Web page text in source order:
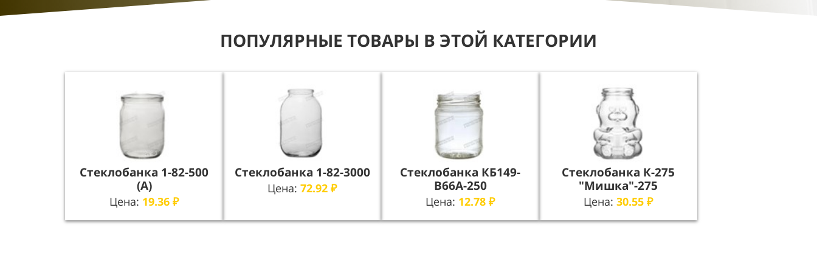
ПОПУЛЯРНЫЕ ТОВАРЫ В ЭТОЙ КАТЕГОРИИ
Стеклобанка 1-82-500
(А)
Цена: 19.36 ₽
Стеклобанка 1-82-3000
Цена: 72.92 ₽
Стеклобанка КБ149-
В66А-250
Цена: 12.78 ₽
Стеклобанка К-275
"Мишка"-275
Цена: 30.55 ₽